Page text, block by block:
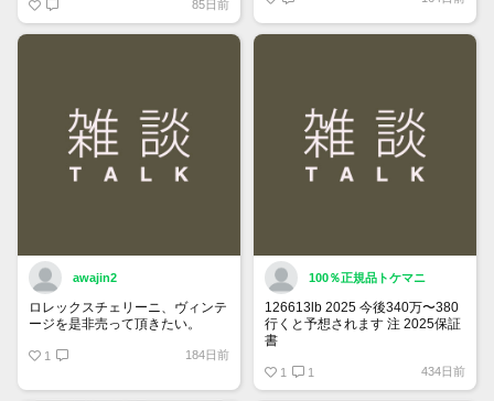
「下書き」へ戻ります。
トップページでお気に入り登録が
できるようになりました。
85日前
awajin2
ロレックスチェリーニ、ヴィンテ
ージを是非売って頂きたい。
1 184日前
100％正規品トケマニ
126613lb 2025 今後340万〜380
行くと予想されます 注 2025保証
書
2025/ @Watch_Monster_より
1 1 434日前